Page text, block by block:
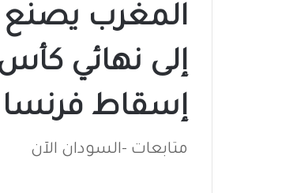
المغرب يصنع
إسقاط فرنسا
متابعات -السودان الآن